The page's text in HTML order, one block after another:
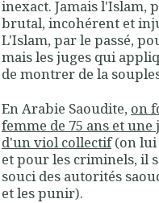
inexact. Jamais l'Islam,
brutal, incohérent et
L'Islam, par le passé,
mais les juges qui
de montrer de la
En Arabie Saoudite, on
femme de 75 ans et
d'un viol collectif(on lui
et pour les criminels, il
souci des autorités
et les punir).